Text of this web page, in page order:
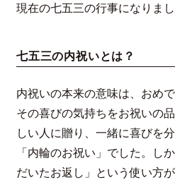
現在の七五三の行事になりまし
七五三の内祝いとは？
内祝いの本来の意味は、おめ
その喜びの気持ちをお祝いの
しい人に贈り、一緒に喜びを
「内輪のお祝い」でした。し
だいたお返し」という使い方が